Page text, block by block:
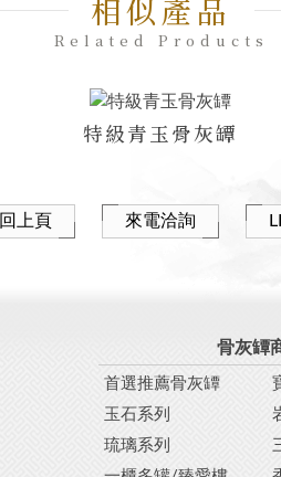
相似產品
Related Products
特級青玉骨灰罈
回上頁 來電洽詢
骨灰罈
首選推薦骨灰罈
玉石系列
琉璃系列